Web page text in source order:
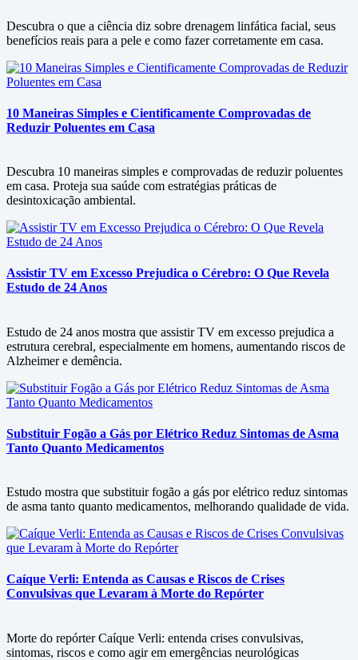
Descubra o que a ciência diz sobre drenagem linfática facial, seus
benefícios reais para a pele e como fazer corretamente em casa.
10 Maneiras Simples e Cientificamente Comprovadas de
Reduzir Poluentes em Casa
Descubra 10 maneiras simples e comprovadas de reduzir poluentes
em casa. Proteja sua saúde com estratégias práticas de
desintoxicação ambiental.
Assistir TV em Excesso Prejudica o Cérebro: O Que Revela
Estudo de 24 Anos
Estudo de 24 anos mostra que assistir TV em excesso prejudica a
estrutura cerebral, especialmente em homens, aumentando riscos de
Alzheimer e demência.
Substituir Fogão a Gás por Elétrico Reduz Sintomas de Asma
Tanto Quanto Medicamentos
Estudo mostra que substituir fogão a gás por elétrico reduz sintomas
de asma tanto quanto medicamentos, melhorando qualidade de vida.
Caíque Verli: Entenda as Causas e Riscos de Crises
Convulsivas que Levaram à Morte do Repórter
Morte do repórter Caíque Verli: entenda crises convulsivas,
sintomas, riscos e como agir em emergências neurológicas